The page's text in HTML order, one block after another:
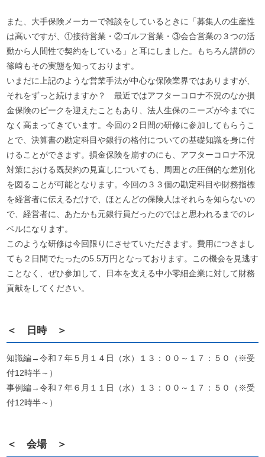
また、大手保険メーカーで雑談をしているときに「募集人の生産性
は高いですが、①接待営業・②ゴルフ営業・③会合営業の３つの活
動から人間性で契約をしている」と耳にしました。もちろん講師の
篠﨑もその実態を知っております。
いまだに上記のような営業手法が中心な保険業界ではありますが、
それをずっと続けますか？ 最近ではアフターコロナ不況のなか損
金保険のピークを迎えたこともあり、法人生保のニーズが今までに
なく高まってきています。今回の２日間の研修に参加してもらうこ
とで、決算書の勘定科目や銀行の格付についての基礎知識を身に付
けることができます。損金保険を崩すのにも、アフターコロナ不況
対策における既契約の見直しについても、周囲との圧倒的な差別化
を図ることが可能となります。今回の３３個の勘定科目や財務指標
を経営者に伝えるだけで、ほとんどの保険人はそれらを知らないの
で、経営者に、あたかも元銀行員だったのではと思われるまでのレ
ベルになります。
このような研修は今回限りにさせていただきます。費用につきまし
ても２日間でたったの5.5万円となっております。この機会を見逃す
ことなく、ぜひ参加して、日本を支える中小零細企業に対して財務
貢献をしてください。
＜ 日時 ＞
知識編→令和７年５月１４日（水）１３：００～１７：５０（※受
付12時半～）
事例編→令和７年６月１１日（水）１３：００～１７：５０（※受
付12時半～）
＜ 会場 ＞